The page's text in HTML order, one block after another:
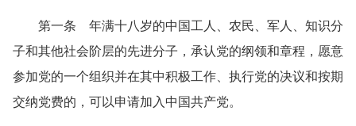
第一条 年满十八岁的中国工人、农民、军人、知识分
子和其他社会阶层的先进分子，承认党的纲领和章程，愿意
参加党的一个组织并在其中积极工作、执行党的决议和按期
交纳党费的，可以申请加入中国共产党。